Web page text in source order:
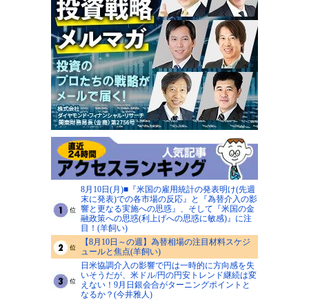
8月10日(月)■『米国の雇用統計の発表明け(先週
末に発表)での各市場の反応』と『為替介入の影
響と更なる実施への思惑』、そして『米国の金
融政策への思惑(利上げへの思惑に敏感)』に注
目！(羊飼い)
【8月10日～の週】為替相場の注目材料スケジ
ュールと焦点(羊飼い)
日米協調介入の影響で円は一時的に方向感を失
いそうだが、米ドル/円の円安トレンド継続は変
えない！9月日銀会合がターニングポイントと
なるか？(今井雅人)